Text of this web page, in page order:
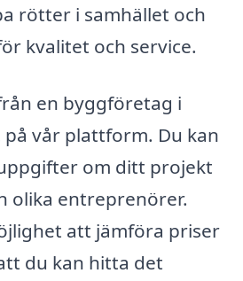
rötter i samhället och
kvalitet och service.
en byggföretag i
vår plattform. Du kan
om ditt projekt
olika entreprenörer.
att jämföra priser
du kan hitta det